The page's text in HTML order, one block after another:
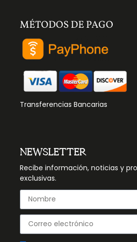
MÉTODOS DE PAGO
Transferencias Bancarias
NEWSLETTER
Recibe información, noticias y
exclusivas.